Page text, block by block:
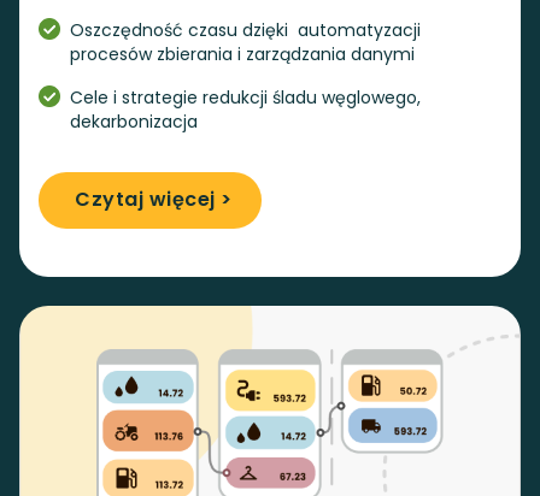
Oszczędność czasu dzięki automatyzacji
procesów zbierania i zarządzania danymi
Cele i strategie redukcji śladu węglowego,
dekarbonizacja
Czytaj więcej >